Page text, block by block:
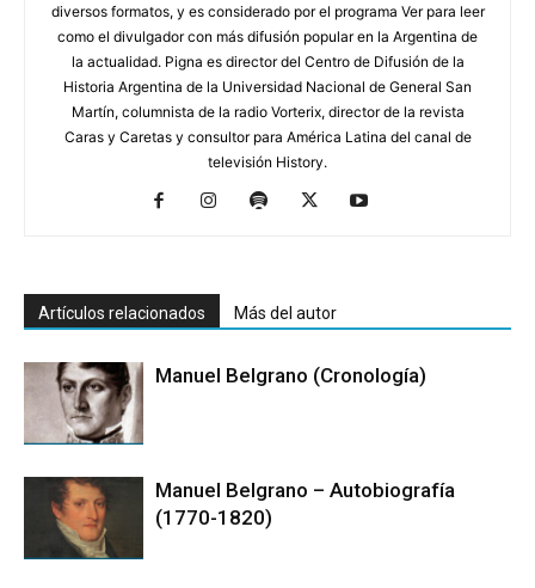
diversos formatos, y es considerado por el programa Ver para leer
como el divulgador con más difusión popular en la Argentina de
la actualidad. Pigna es director del Centro de Difusión de la
Historia Argentina de la Universidad Nacional de General San
Martín, columnista de la radio Vorterix, director de la revista
Caras y Caretas y consultor para América Latina del canal de
televisión History.
Artículos relacionados Más del autor
Manuel Belgrano (Cronología)
Manuel Belgrano – Autobiografía
(1770-1820)